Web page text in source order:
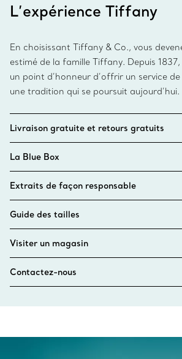
L’expérience Tiffany
En choisissant Tiffany & Co., vous
estimé de la famille Tiffany. Depuis
un point d’honneur d’offrir un service
une tradition qui se poursuit aujourd’hui.
Livraison gratuite et retours gratuits
La Blue Box
Extraits de façon responsable
Guide des tailles
Visiter un magasin
Contactez-nous